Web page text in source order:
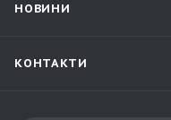
НОВИНИ
КОНТАКТИ